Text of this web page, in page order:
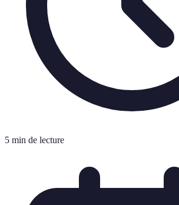
5 min de lecture